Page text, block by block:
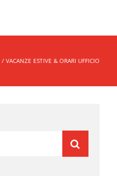
VACANZE ESTIVE & ORARI UFFICIO